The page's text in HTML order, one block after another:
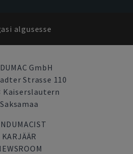
algusesse
GmbH
Strasse 110
Kaiserslautern
Saksamaa
KARJÄÄR